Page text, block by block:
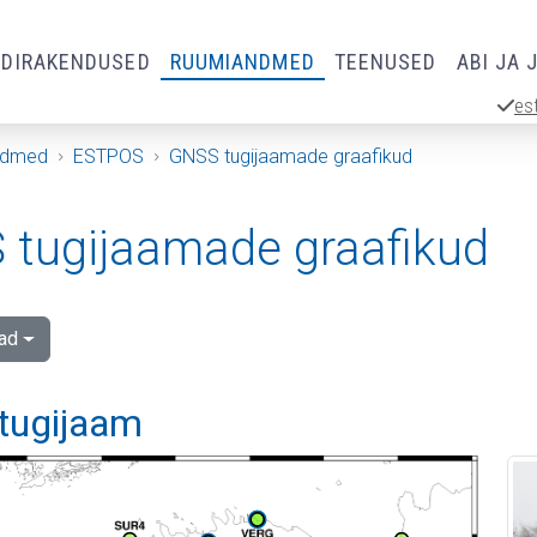
RUUMIANDMED TEENUSED ABI JA
ESTPOS GNSS tugijaamade graafikud
tugijaamade graafikud